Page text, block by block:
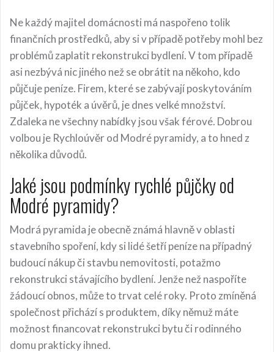
Ne každý majitel domácnosti má naspořeno tolik
finančních prostředků, aby si v případě potřeby mohl bez
problémů zaplatit rekonstrukci bydlení. V tom případě
asi nezbývá nic jiného než se obrátit na někoho, kdo
půjčuje peníze. Firem, které se zabývají poskytováním
půjček, hypoték a úvěrů, je dnes velké množství.
Zdaleka ne všechny nabídky jsou však férové. Dobrou
volbou je Rychloúvěr od Modré pyramidy, a to hned z
několika důvodů.
Jaké jsou podmínky rychlé půjčky od
Modré pyramidy?
Modrá pyramida je obecně známá hlavně v oblasti
stavebního spoření, kdy si lidé šetří peníze na případný
budoucí nákup či stavbu nemovitosti, potažmo
rekonstrukci stávajícího bydlení. Jenže než naspoříte
žádoucí obnos, může to trvat celé roky. Proto zmíněná
společnost přichází s produktem, díky němuž máte
možnost financovat rekonstrukci bytu či rodinného
domu prakticky ihned.